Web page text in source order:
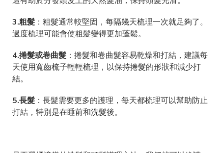
3.粗髮 ：粗髮通常較堅固，每隔幾天梳理一次就足夠了。
過度梳理可能會使粗髮變得更加蓬鬆。
4.捲髮或卷曲髮 ：捲髮和卷曲髮容易乾燥和打結，建議每
天使用寬齒梳子輕輕梳理，以保持捲髮的形狀和減少打
結。
5.長髮 ：長髮需要更多的護理，每天都梳理可以幫助防止
打結，特別是在睡前和洗髮後。